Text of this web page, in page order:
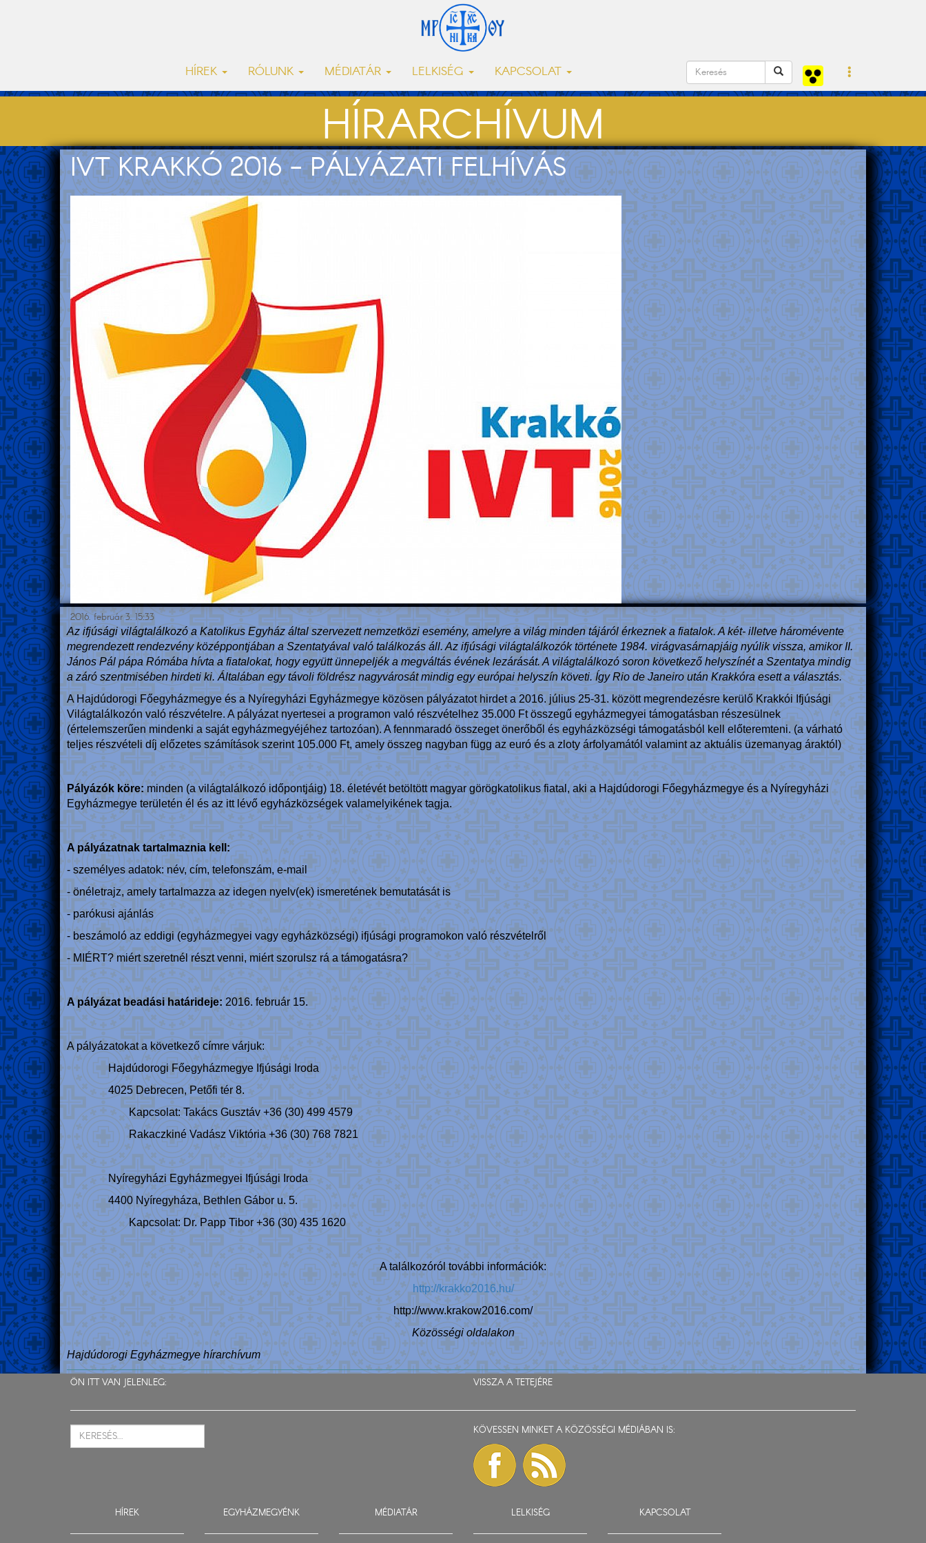
HÍREK RÓLUNK MÉDIATÁR LELKISÉG KAPCSOLAT
HÍRARCHÍVUM
IVT KRAKKÓ 2016 - PÁLYÁZATI FELHÍVÁS
2016. február 3. 15:33
Az ifjúsági világtalálkozó a Katolikus Egyház által szervezett nemzetközi esemény, amelyre a világ minden tájáról érkeznek a fiatalok. A két- illetve háromévente
megrendezett rendezvény középpontjában a Szentatyával való találkozás áll. Az ifjúsági világtalálkozók története 1984. virágvasárnapjáig nyúlik vissza, amikor II.
János Pál pápa Rómába hívta a fiatalokat, hogy együtt ünnepeljék a megváltás évének lezárását. A világtalálkozó soron következő helyszínét a Szentatya mindig
a záró szentmisében hirdeti ki. Általában egy távoli földrész nagyvárosát mindig egy európai helyszín követi. Így Rio de Janeiro után Krakkóra esett a választás.
A Hajdúdorogi Főegyházmegye és a Nyíregyházi Egyházmegye közösen pályázatot hirdet a 2016. július 25-31. között megrendezésre kerülő Krakkói Ifjúsági
Világtalálkozón való részvételre. A pályázat nyertesei a programon való részvételhez 35.000 Ft összegű egyházmegyei támogatásban részesülnek
(értelemszerűen mindenki a saját egyházmegyéjéhez tartozóan). A fennmaradó összeget önerőből és egyházközségi támogatásból kell előteremteni. (a várható
teljes részvételi díj előzetes számítások szerint 105.000 Ft, amely összeg nagyban függ az euró és a zloty árfolyamától valamint az aktuális üzemanyag áraktól)
Pályázók köre:minden (a világtalálkozó időpontjáig) 18. életévét betöltött magyar görögkatolikus fiatal, aki a Hajdúdorogi Főegyházmegye és a Nyíregyházi
Egyházmegye területén él és az itt lévő egyházközségek valamelyikének tagja.
A pályázatnak tartalmaznia kell:
- személyes adatok: név, cím, telefonszám, e-mail
- önéletrajz, amely tartalmazza az idegen nyelv(ek) ismeretének bemutatását is
- parókusi ajánlás
- beszámoló az eddigi (egyházmegyei vagy egyházközségi) ifjúsági programokon való részvételről
- MIÉRT? miért szeretnél részt venni, miért szorulsz rá a támogatásra?
A pályázat beadási határideje: 2016. február 15.
A pályázatokat a következő címre várjuk:
Hajdúdorogi Főegyházmegye Ifjúsági Iroda
4025 Debrecen, Petőfi tér 8.
Kapcsolat: Takács Gusztáv +36 (30) 499 4579
Rakaczkiné Vadász Viktória +36 (30) 768 7821
Nyíregyházi Egyházmegyei Ifjúsági Iroda
4400 Nyíregyháza, Bethlen Gábor u. 5.
Kapcsolat: Dr. Papp Tibor +36 (30) 435 1620
A találkozóról további információk:
http://krakko2016.hu/
http://www.krakow2016.com/
Közösségi oldalakon
Hajdúdorogi Egyházmegye hírarchívum
ÖN ITT VAN JELENLEG: VISSZA A TETEJÉRE
KÖVESSEN MINKET A KÖZÖSSÉGI MÉDIÁBAN IS:
HÍREK EGYHÁZMEGYÉNK MÉDIATÁR LELKISÉG KAPCSOLAT